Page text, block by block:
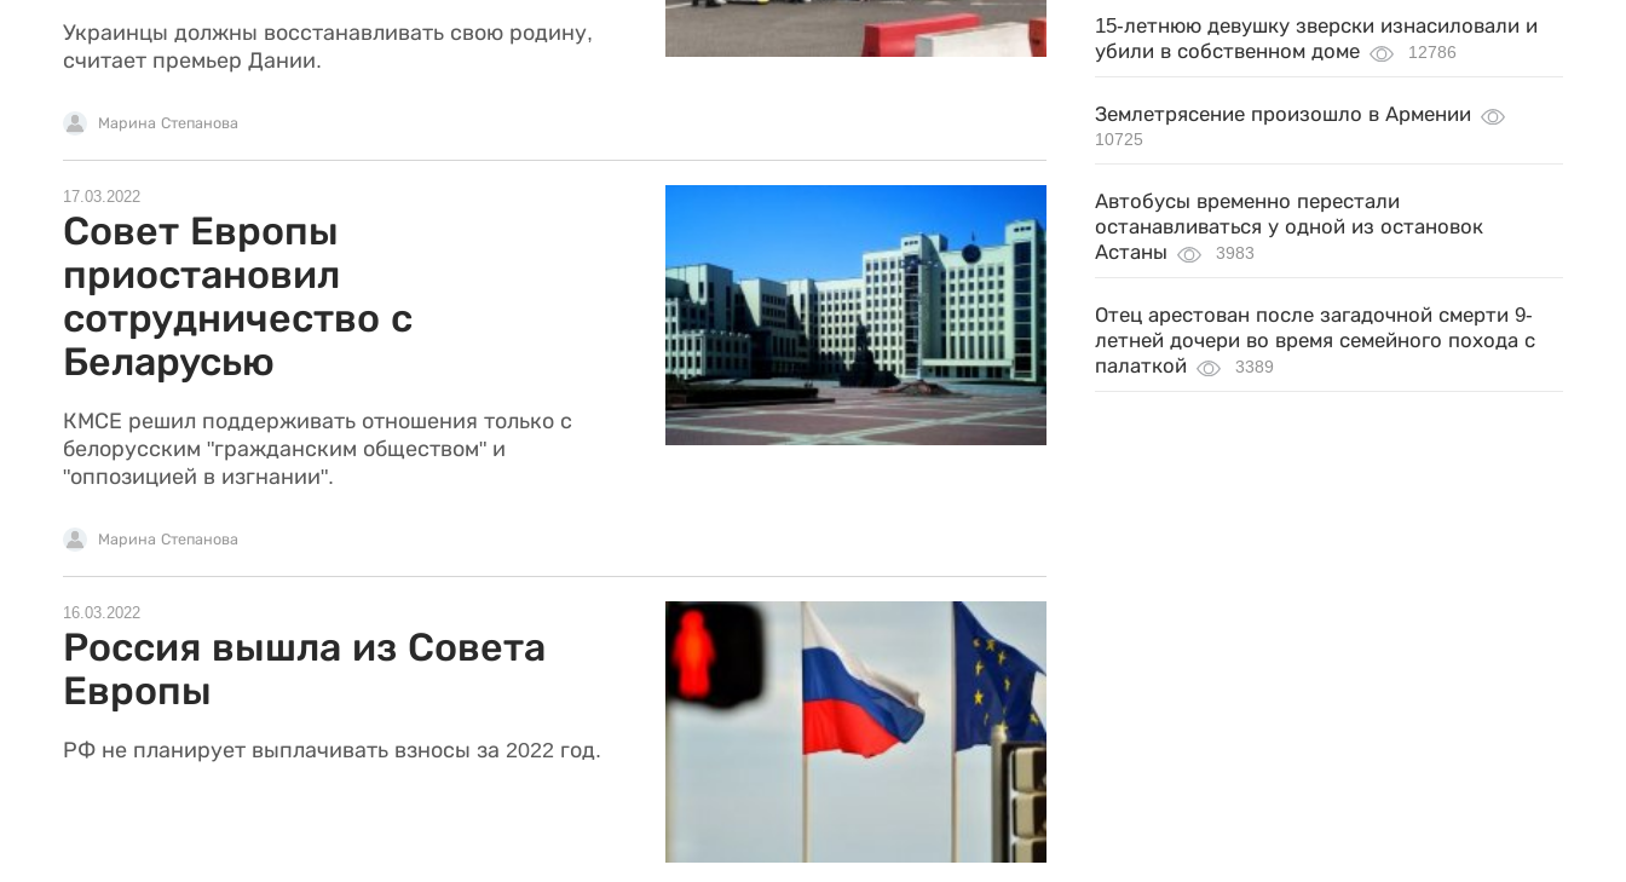
Украинцы должны восстанавливать свою родину,
считает премьер Дании.
Марина Степанова
17.03.2022
Совет Европы
приостановил
сотрудничество с
Беларусью
КМСЕ решил поддерживать отношения только с
белорусским "гражданским обществом" и
"оппозицией в изгнании".
Марина Степанова
16.03.2022
Россия вышла из Совета
Европы
РФ не планирует выплачивать взносы за 2022 год.
15-летнюю девушку зверски изнасиловали и
убили в собственном доме
12786
Землетрясение произошло в Армении
10725
Автобусы временно перестали
останавливаться у одной из остановок
Астаны
3983
Отец арестован после загадочной смерти 9-
летней дочери во время семейного похода с
палаткой
3389